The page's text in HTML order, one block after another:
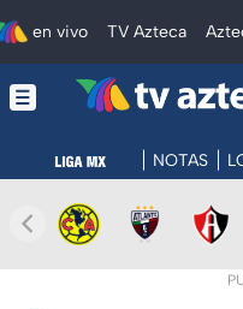
en vivo TV Azteca
NOTAS